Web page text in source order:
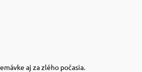
aj za zlého počasia.